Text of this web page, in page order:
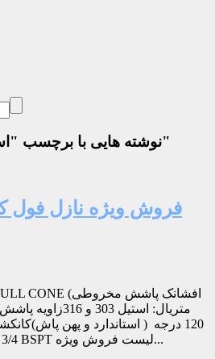
نوشته هایی با برچسب "اسپری پاشش مخروطی"
فروش ویژه نازل فول
3/4 اینچنوع رزوه: داخل رزوه BSPT لیست فروش ویژه...